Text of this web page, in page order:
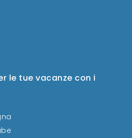
le tue vacanze con i